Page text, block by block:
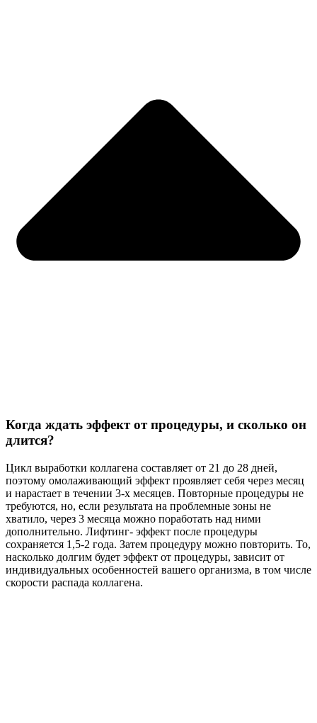
Когда ждать эффект от процедуры, и сколько он
длится?
Цикл выработки коллагена составляет от 21 до 28 дней,
поэтому омолаживающий эффект проявляет себя через месяц
и нарастает в течении 3-х месяцев. Повторные процедуры не
требуются, но, если результата на проблемные зоны не
хватило, через 3 месяца можно поработать над ними
дополнительно. Лифтинг- эффект после процедуры
сохраняется 1,5-2 года. Затем процедуру можно повторить. То,
насколько долгим будет эффект от процедуры, зависит от
индивидуальных особенностей вашего организма, в том числе
скорости распада коллагена.